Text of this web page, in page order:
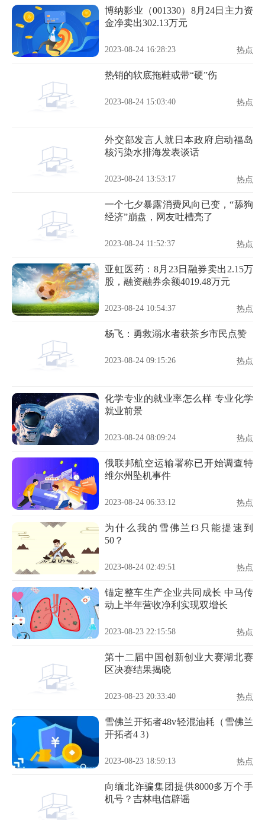
博纳影业（001330）8月24日主力资
金净卖出302.13万元
2023-08-24 16:28:23 热点
热销的软底拖鞋或带“硬”伤
2023-08-24 15:03:40 热点
外交部发言人就日本政府启动福岛
核污染水排海发表谈话
2023-08-24 13:53:17 热点
一个七夕暴露消费风向已变，“舔狗
经济”崩盘，网友吐槽亮了
2023-08-24 11:52:37 热点
亚虹医药：8月23日融券卖出2.15万
股，融资融券余额4019.48万元
2023-08-24 10:54:37 热点
杨飞：勇救溺水者获茶乡市民点赞
2023-08-24 09:15:26 热点
化学专业的就业率怎么样 专业化学
就业前景
2023-08-24 08:09:24 热点
俄联邦航空运输署称已开始调查特
维尔州坠机事件
2023-08-24 06:33:12 热点
为什么我的雪佛兰f3只能提速到
50？
2023-08-24 02:49:51 热点
锚定整车生产企业共同成长 中马传
动上半年营收净利实现双增长
2023-08-23 22:15:58 热点
第十二届中国创新创业大赛湖北赛
区决赛结果揭晓
2023-08-23 20:33:40 热点
雪佛兰开拓者48v轻混油耗（雪佛兰
开拓者4 3）
2023-08-23 18:59:13 热点
向缅北诈骗集团提供8000多万个手
机号？吉林电信辟谣